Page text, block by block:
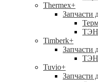
Thermex+
Запчасти
ТЭН
Timberk+
Запчасти
ТЭН
Tuvio+
Запчасти